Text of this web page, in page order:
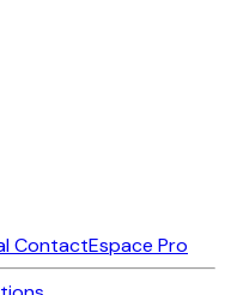
ContactEspace Pro